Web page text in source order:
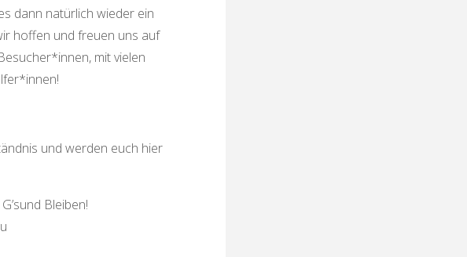
dann natürlich wieder ein
hoffen und freuen uns auf
mit vielen
und werden euch hier
Bleiben!